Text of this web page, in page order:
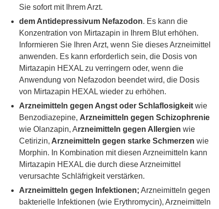
Sie sofort mit Ihrem Arzt.
dem Antidepressivum Nefazodon. Es kann die
Konzentration von Mirtazapin in Ihrem Blut erhöhen.
Informieren Sie Ihren Arzt, wenn Sie dieses Arzneimittel
anwenden. Es kann erforderlich sein, die Dosis von
Mirtazapin HEXAL zu verringern oder, wenn die
Anwendung von Nefazodon beendet wird, die Dosis
von Mirtazapin HEXAL wieder zu erhöhen.
Arzneimitteln gegen Angst oder Schlaflosigkeit wie
Benzodiazepine, Arzneimitteln gegen Schizophrenie
wie Olanzapin, Arzneimitteln gegen Allergien wie
Cetirizin, Arzneimitteln gegen starke Schmerzen wie
Morphin. In Kombination mit diesen Arzneimitteln kann
Mirtazapin HEXAL die durch diese Arzneimittel
verursachte Schläfrigkeit verstärken.
Arzneimitteln gegen Infektionen; Arzneimitteln gegen
bakterielle Infektionen (wie Erythromycin), Arzneimitteln